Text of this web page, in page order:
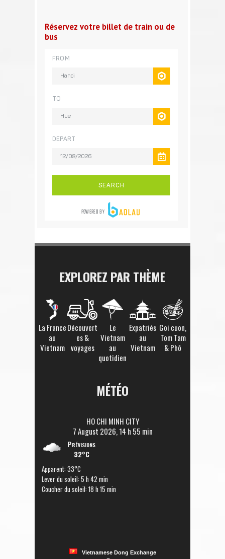
Réservez votre billet de train ou de
bus
EXPLOREZ PAR THÈME
La France
au
Vietnam
Découvert
es &
voyages
Le
Vietnam
au
quotidien
Expatriés
au
Vietnam
Goi cuon,
Tom Tam
& Phô
MÉTÉO
HO CHI MINH CITY
7 August 2026, 14 h 55 min
Prévisions
32°C
Apparent: 33°C
Lever du soleil: 5 h 42 min
Coucher du soleil: 18 h 15 min
Vietnamese Dong Exchange